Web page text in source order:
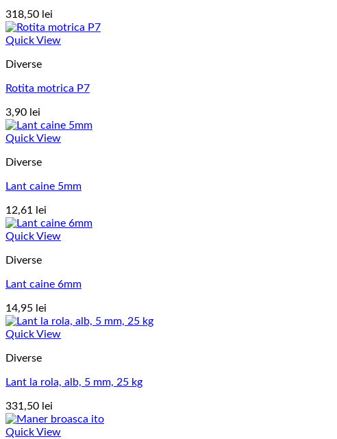
318,50 lei
Quick View
Diverse
Rotita motrica P7
3,90 lei
Quick View
Diverse
Lant caine 5mm
12,61 lei
Quick View
Diverse
Lant caine 6mm
14,95 lei
Quick View
Diverse
Lant la rola, alb, 5 mm, 25 kg
331,50 lei
Quick View